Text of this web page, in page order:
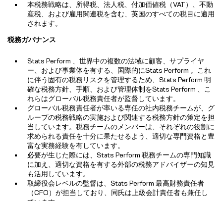
本税務戦略は、所得税、法人税、付加価値税（VAT）、不動
産税、および雇用関連税を含む、英国のすべての税目に適用
されます。
税務ガバナンス
Stats Perform 、世界中の複数の法域に顧客、サプライヤ
ー、および事業体を有する、国際的にStats Perform 。これ
に伴う固有の税務リスクを管理するため、Stats Perform 明
確な税務方針、手順、および管理体制をStats Perform 、こ
れらはグローバル税務責任者が監督しています。
グローバル税務責任者が率いる専任の社内税務チームが、グ
ループの税務戦略の実施および関連する税務方針の策定を担
当しています。税務チームのメンバーは、それぞれの役割に
求められる責任を十分に果たせるよう、適切な専門資格と豊
富な実務経験を有しています。
必要が生じた際には、Stats Perform 税務チームの専門知識
に加え、適切な資格を有する外部の税務アドバイザーの知見
も活用しています。
取締役会レベルの監督は、Stats Perform 最高財務責任者
（CFO）が担当しており、同氏は上級会計責任者も兼任し